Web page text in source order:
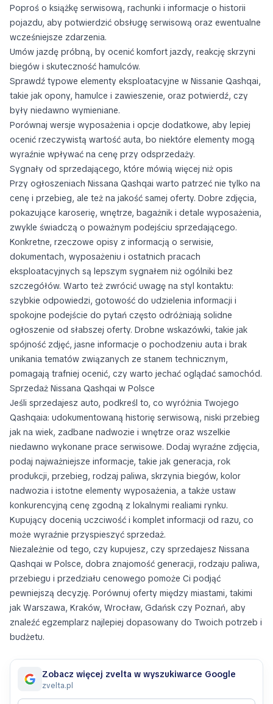
Poproś o książkę serwisową, rachunki i informacje o historii
pojazdu, aby potwierdzić obsługę serwisową oraz ewentualne
wcześniejsze zdarzenia.
Umów jazdę próbną, by ocenić komfort jazdy, reakcję skrzyni
biegów i skuteczność hamulców.
Sprawdź typowe elementy eksploatacyjne w Nissanie Qashqai,
takie jak opony, hamulce i zawieszenie, oraz potwierdź, czy
były niedawno wymieniane.
Porównaj wersje wyposażenia i opcje dodatkowe, aby lepiej
ocenić rzeczywistą wartość auta, bo niektóre elementy mogą
wyraźnie wpływać na cenę przy odsprzedaży.
Sygnały od sprzedającego, które mówią więcej niż opis
Przy ogłoszeniach Nissana Qashqai warto patrzeć nie tylko na
cenę i przebieg, ale też na jakość samej oferty. Dobre zdjęcia,
pokazujące karoserię, wnętrze, bagażnik i detale wyposażenia,
zwykle świadczą o poważnym podejściu sprzedającego.
Konkretne, rzeczowe opisy z informacją o serwisie,
dokumentach, wyposażeniu i ostatnich pracach
eksploatacyjnych są lepszym sygnałem niż ogólniki bez
szczegółów. Warto też zwrócić uwagę na styl kontaktu:
szybkie odpowiedzi, gotowość do udzielenia informacji i
spokojne podejście do pytań często odróżniają solidne
ogłoszenie od słabszej oferty. Drobne wskazówki, takie jak
spójność zdjęć, jasne informacje o pochodzeniu auta i brak
unikania tematów związanych ze stanem technicznym,
pomagają trafniej ocenić, czy warto jechać oglądać samochód.
Sprzedaż Nissana Qashqai w Polsce
Jeśli sprzedajesz auto, podkreśl to, co wyróżnia Twojego
Qashqaia: udokumentowaną historię serwisową, niski przebieg
jak na wiek, zadbane nadwozie i wnętrze oraz wszelkie
niedawno wykonane prace serwisowe. Dodaj wyraźne zdjęcia,
podaj najważniejsze informacje, takie jak generacja, rok
produkcji, przebieg, rodzaj paliwa, skrzynia biegów, kolor
nadwozia i istotne elementy wyposażenia, a także ustaw
konkurencyjną cenę zgodną z lokalnymi realiami rynku.
Kupujący docenią uczciwość i komplet informacji od razu, co
może wyraźnie przyspieszyć sprzedaż.
Niezależnie od tego, czy kupujesz, czy sprzedajesz Nissana
Qashqai w Polsce, dobra znajomość generacji, rodzaju paliwa,
przebiegu i przedziału cenowego pomoże Ci podjąć
pewniejszą decyzję. Porównuj oferty między miastami, takimi
jak Warszawa, Kraków, Wrocław, Gdańsk czy Poznań, aby
znaleźć egzemplarz najlepiej dopasowany do Twoich potrzeb i
budżetu.
Zobacz więcej zvelta w wyszukiwarce Google
zvelta.pl